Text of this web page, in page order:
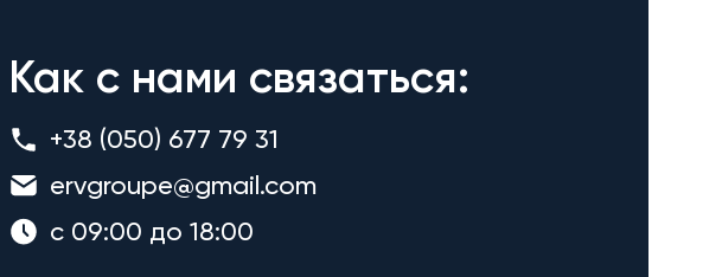
Как с нами связаться:
+38 (050) 677 79 31
ervgroupe@gmail.com
с 09:00 до 18:00